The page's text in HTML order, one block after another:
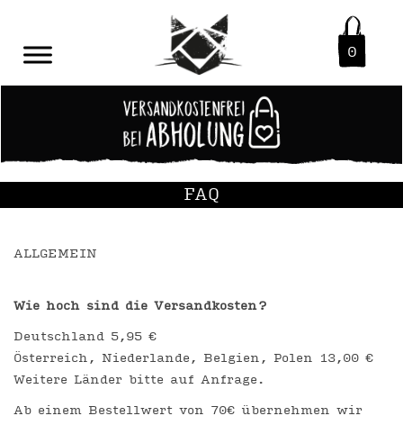
0
FAQ
ALLGEMEIN
Wie hoch sind die Versandkosten?
Deutschland 5,95 €
Österreich, Niederlande, Belgien, Polen 13,00 €
Weitere Länder bitte auf Anfrage.
Ab einem Bestellwert von 70€ übernehmen wir